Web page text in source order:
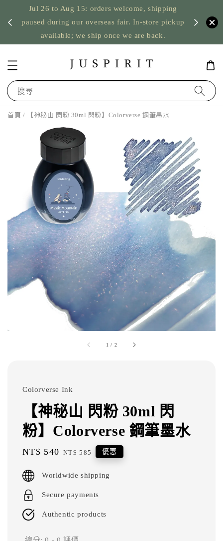
Jul 26 to Aug 15: orders welcome, shipping
paused during our overseas fair. In-store pickup
available; we ship once we are back.
US
搜尋
首頁 / 【神秘山 閃粉 30ml 閃粉】Colorverse 鋼筆墨水
1 / 2
Colorverse Ink
【神秘山 閃粉 30ml 閃
粉】Colorverse 鋼筆墨水
Sale
NT$ 540 Regular
NT$ 585 優惠
Worldwide shipping
Secure payments
Authentic products